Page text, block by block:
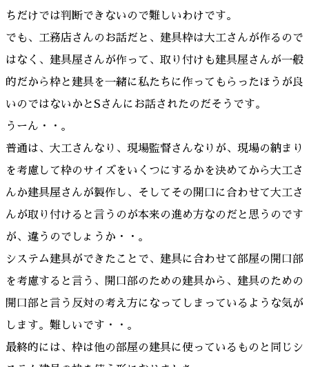
ちだけでは判断できないので難しいわけです。
でも、工務店さんのお話だと、建具枠は大工さんが作るので
はなく、建具屋さんが作って、取り付けも建具屋さんが一般
的だから枠と建具を一緒に私たちに作ってもらったほうが良
いのではないかとSさんにお話されたのだそうです。
うーん・・。
普通は、大工さんなり、現場監督さんなりが、現場の納まり
を考慮して枠のサイズをいくつにするかを決めてから大工さ
んか建具屋さんが製作し、そしてその開口に合わせて大工さ
んが取り付けると言うのが本来の進め方なのだと思うのです
が、違うのでしょうか・・。
システム建具ができたことで、建具に合わせて部屋の開口部
を考慮すると言う、開口部のための建具から、建具のための
開口部と言う反対の考え方になってしまっているような気が
します。難しいです・・。
最終的には、枠は他の部屋の建具に使っているものと同じシ